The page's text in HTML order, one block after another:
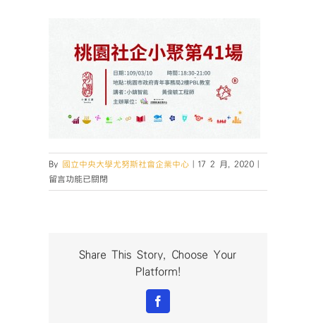
By 國立中央大學尤努斯社會企業中心 17 2 月, 2020
中
留言功能已關閉
Share This Story, Choose Your
Platform!
Facebook